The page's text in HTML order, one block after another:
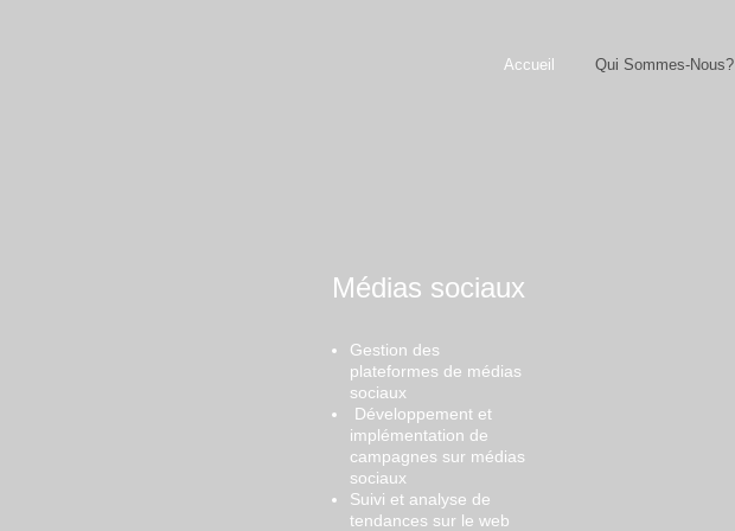
Accueil Qui Sommes-Nous?
Médias sociaux
Gestion des
plateformes de médias
sociaux
Développement et
implémentation de
campagnes sur médias
sociaux
Suivi et analyse de
tendances sur le web